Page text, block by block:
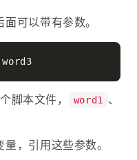
可以带有参数。
脚本文件， word1 、
，引用这些参数。